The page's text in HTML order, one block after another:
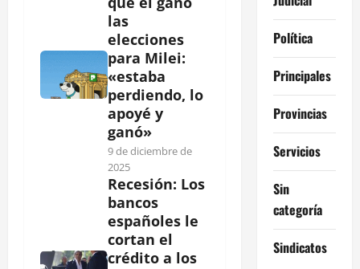
las
elecciones
para Milei:
«estaba
perdiendo, lo
apoyé y
ganó»
9 de diciembre de
2025
Recesión: Los
bancos
españoles le
cortan el
crédito a los
Política
Principales
Provincias
Servicios
Sin
categoría
Sindicatos